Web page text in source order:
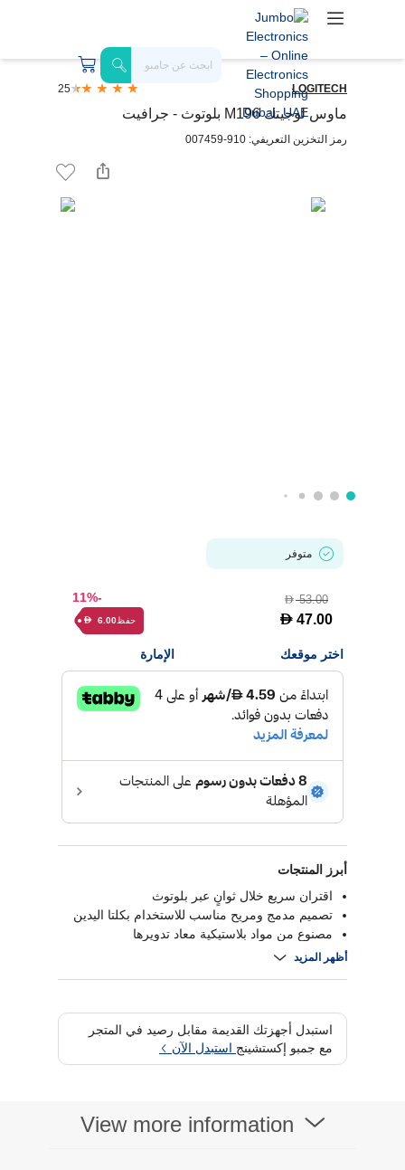
LOGITECH
25
ماوس لوجيتك M196 بلوتوث - جرافيت
رمز التخزين التعريفي: 910-007459
متوفر
D53.00
D 47.00
-11%
حفظ D 6.00
اختر موقعك الإمارة
أبرز المنتجات
اقتران سريع خلال ثوانٍ عبر بلوتوث
تصميم مدمج ومريح مناسب للاستخدام بكلتا اليدين
مصنوع من مواد بلاستيكية معاد تدويرها
تتبع بصري سلس للتحكم الدقيق
أظهر المزيد
استبدل أجهزتك القديمة مقابل رصيد في المتجر
مع جمبو إكستشينج استبدل الآن
View more information